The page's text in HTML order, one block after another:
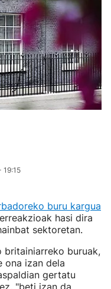
19:15
buru kargua
hasi dira
sektoretan.
britainiarreko buruak,
ona izan dela
gertatu
"beti izan da